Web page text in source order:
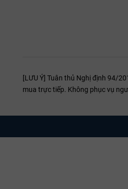
[LƯU Ý] Tuân thủ Nghị định 94/
mua trực tiếp. Không phục vụ